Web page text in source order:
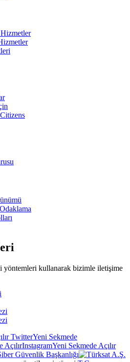
Hizmetler
yöntemleri kullanarak bizimle iletişime
TwitterYeni Sekmede
AçılırInstagramYeni Sekmede Açılır